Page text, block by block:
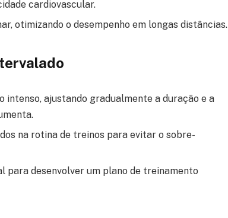
cardiovascular.
otimizando o desempenho em longas distâncias.
intenso, ajustando gradualmente a duração e a
na rotina de treinos para evitar o sobre-
para desenvolver um plano de treinamento